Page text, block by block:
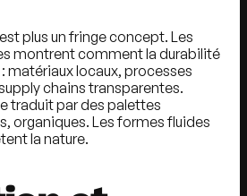
plus un fringe concept. Les
montrent comment la durabilité
matériaux locaux, processes
chains transparentes.
traduit par des palettes
organiques. Les formes fluides
la nature.